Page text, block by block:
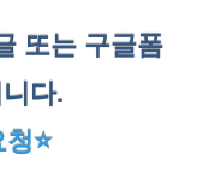
또는 구글폼
다.
⭐